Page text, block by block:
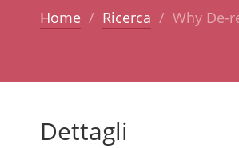
Home Ricerca Why De-
Dettagli